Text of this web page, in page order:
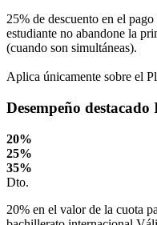
25% de descuento en el
estudiante no abandone la
(cuando son simultáneas).
Aplica únicamente sobre el
Desempeño destacado
20%
25%
35%
Dto.
20% en el valor de la cuota